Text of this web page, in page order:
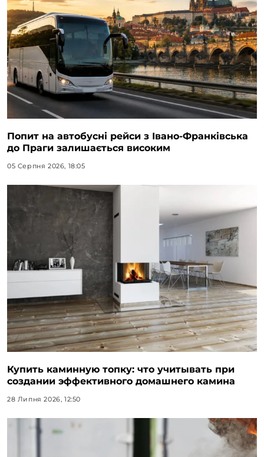
Попит на автобусні рейси з Івано-Франківська
до Праги залишається високим
05 Серпня 2026, 18:05
Купить каминную топку: что учитывать при
создании эффективного домашнего камина
28 Липня 2026, 12:50